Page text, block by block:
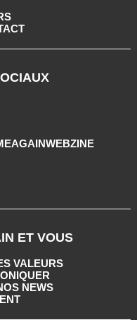
ET VOUS
VALEURS
NEWS